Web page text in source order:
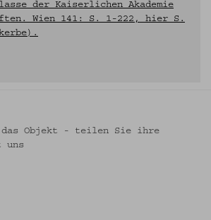
der Kaiserlichen Akademie
Wien 141: S. 1-222, hier S.
das Objekt - teilen Sie ihre
uns